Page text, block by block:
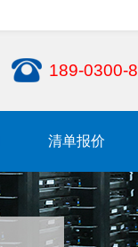
189-0300-
清单报价